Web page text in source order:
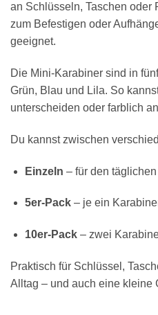
an Schlüsseln, Taschen oder
zum Befestigen oder
geeignet.
Die Mini-Karabiner sind in
Grün, Blau und Lila. So
unterscheiden oder farblich
Du kannst zwischen
Einzeln – für den
5er-Pack– je ein
10er-Pack– zwei
Praktisch für Schlüssel,
Alltag – und auch eine kleine